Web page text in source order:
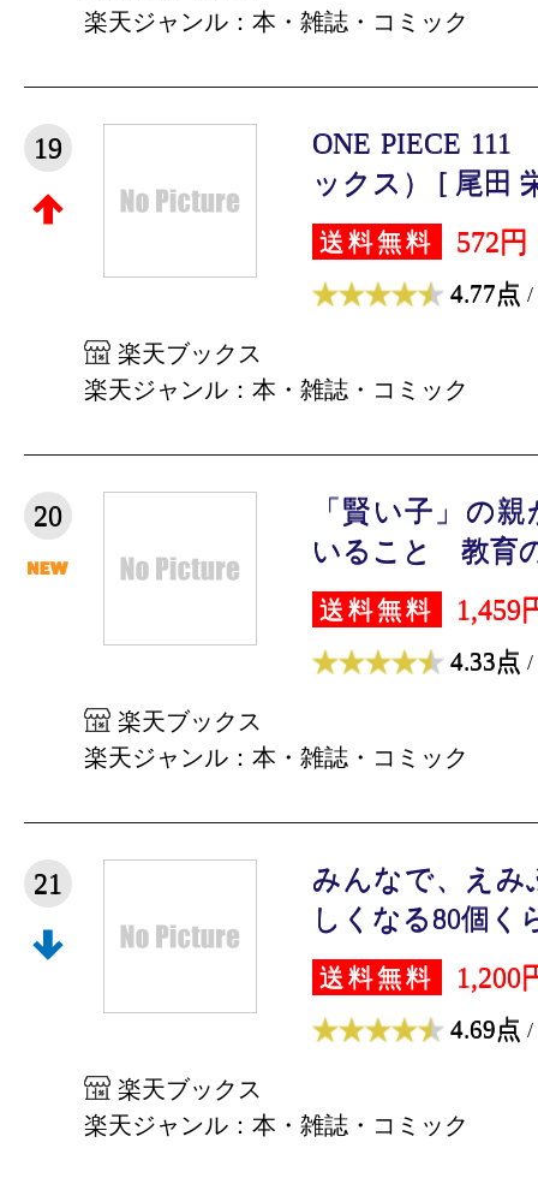
楽天ジャンル：本・雑誌・コミック
19
ONE PIECE
ックス） [ 尾田
送料無料 572円
4.77点 /
楽天ブックス
楽天ジャンル：本・雑誌・コミック
20
「賢い子」の
いること 教育
送料無料 1,459
4.33点 /
楽天ブックス
楽天ジャンル：本・雑誌・コミック
21
みんなで、えみ
しくなる80個く
送料無料 1,200
4.69点 /
楽天ブックス
楽天ジャンル：本・雑誌・コミック